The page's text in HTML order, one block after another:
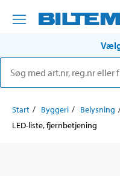
Start Byggeri Belysning
LED-liste, fjernbetjening